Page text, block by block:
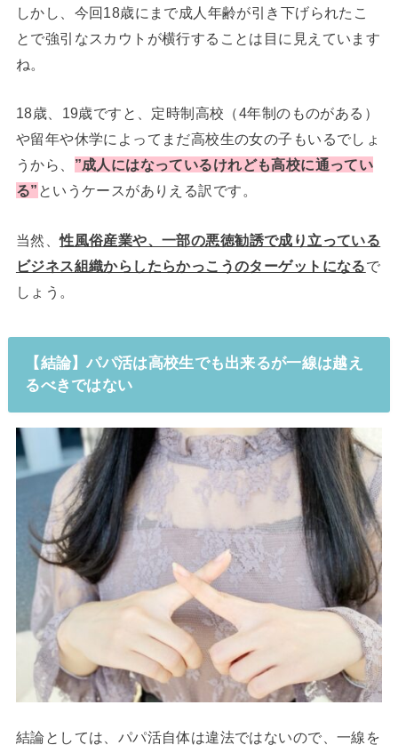
しかし、今回18歳にまで成人年齢が引き下げられたこ
とで強引なスカウトが横行することは目に見えています
ね。
18歳、19歳ですと、定時制高校（4年制のものがある）
や留年や休学によってまだ高校生の女の子もいるでしょ
うから、 ”成人にはなっているけれども高校に通ってい
る” というケースがありえる訳です。
当然、性風俗産業や、一部の悪徳勧誘で成り立っている
ビジネス組織からしたらかっこうのターゲットになるで
しょう。
【結論】パパ活は高校生でも出来るが一線は越え
るべきではない
結論としては、パパ活自体は違法ではないので、一線を